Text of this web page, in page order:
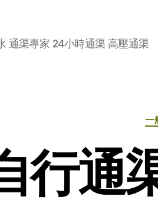
通渠專家 24小時通渠 高壓通渠
一
行通